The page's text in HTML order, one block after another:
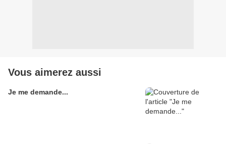
Vous aimerez aussi
Je me demande...